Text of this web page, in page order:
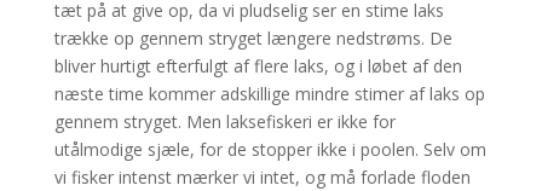
tæt på at give op, da vi pludselig ser en stime laks
trække op gennem stryget længere nedstrøms. De
bliver hurtigt efterfulgt af flere laks, og i løbet af den
næste time kommer adskillige mindre stimer af laks op
gennem stryget. Men laksefiskeri er ikke for
utålmodige sjæle, for de stopper ikke i poolen. Selv om
vi fisker intenst mærker vi intet, og må forlade floden